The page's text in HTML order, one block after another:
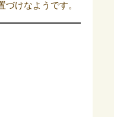
づけなようです。